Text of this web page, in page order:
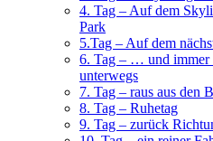
4. Tag – Auf dem
Park
5.Tag – Auf dem
6. Tag – … und immer
unterwegs
7. Tag – raus aus den
8. Tag – Ruhetag
9. Tag – zurück